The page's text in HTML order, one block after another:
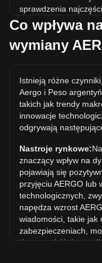
sprawdzenia
5 ARS jest
AERGO będzie
Jaka jest
ARS$1,044.91. Czas
przekroczy obecny
Jaki jest trend
W ciągu ostatnich 7
o 37.80%. W ciągu
Aergo (AERGO)
argentyńskie (ARS).
Co wpływa
wymiany
Istnieją różne
Aergo i Peso
takich jak trendy
innowacje
odgrywają
Nastroje rynkowe:
znaczący wpływ na
pojawiają się
przyjęciu AERGO lub
technologicznych,
napędza wzrost
wiadomości, takie jak
zabezpieczeniach,
doprowadzić do